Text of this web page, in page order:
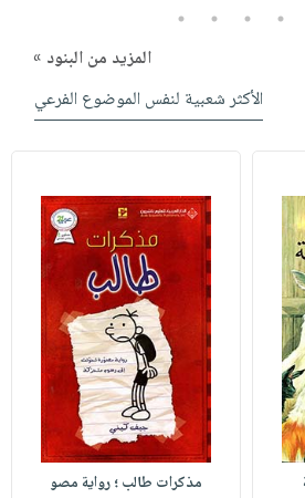
2
3
4
5
المزيد من البنود »
الأكثر شعبية لنفس الموضوع الفرعي
مذكرات طالب ؛ رواية مصو